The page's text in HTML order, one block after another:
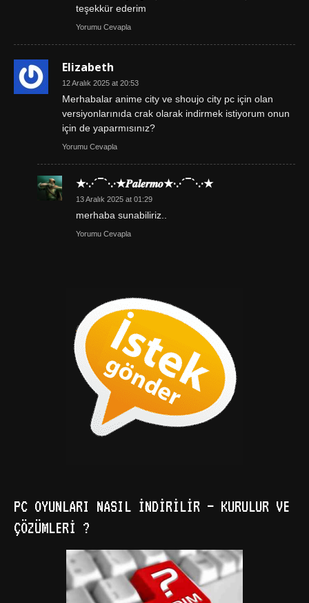
teşekkür ederim
Yorumu Cevapla
Elizabeth
12 Aralık 2025 at 20:53
Merhabalar anime city ve shoujo city pc için olan
versiyonlarınıda crak olarak indirmek istiyorum onun
için de yaparmısınız?
Yorumu Cevapla
★·.·´¯`·.·★𝑷𝒂𝒍𝒆𝒓𝒎𝒐★·.·´¯`·.·★
13 Aralık 2025 at 01:29
merhaba sunabiliriz..
Yorumu Cevapla
PC OYUNLARI NASIL İNDIRILIR – KURULUR VE
ÇÖZÜMLERI ?